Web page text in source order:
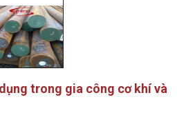
trong gia công cơ khí và